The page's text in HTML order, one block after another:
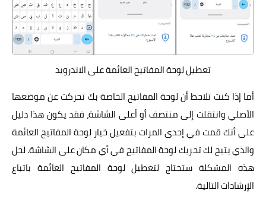
تعطيل لوحة المفاتيح العائمة على الاندرويد
أما إذا كنت تلاحظ أن لوحة المفاتيح الخاصة بك تحركت عن موضعها
الأصلي وانتقلت إلى منتصف أو أعلى الشاشة، فقد يكون هذا دليل
على أنك قمت في إحدى المرات بتفعيل خيار لوحة المفاتيح العائمة
والذي يتيح لك تحريك لوحة المفاتيح في أي مكان على الشاشة. لحل
هذه المشكلة ستحتاج لتعطيل لوحة المفاتيح العائمة باتباع
الإرشادات التالية.